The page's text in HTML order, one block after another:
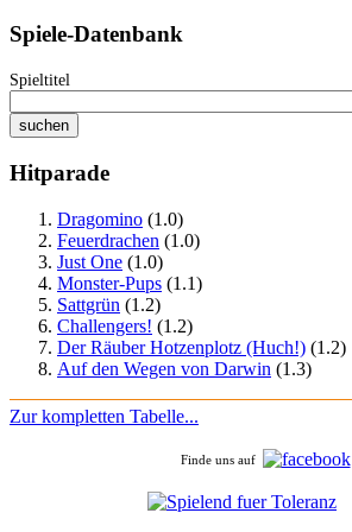
Spiele-Datenbank
Spieltitel
Hitparade
Dragomino (1.0)
Feuerdrachen (1.0)
Just One (1.0)
Monster-Pups (1.1)
Sattgrün (1.2)
Challengers! (1.2)
Der Räuber Hotzenplotz (Huch!) (1.2)
Auf den Wegen von Darwin (1.3)
Zur kompletten Tabelle...
Finde uns auf